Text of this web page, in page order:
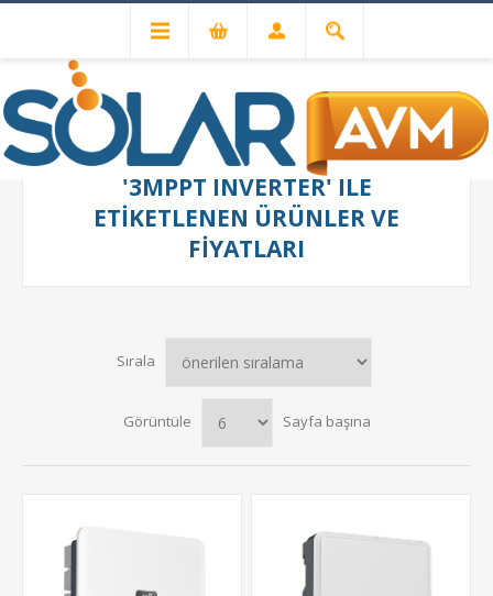
'3MPPT INVERTER' ILE
ETIKETLENEN ÜRÜNLER VE
FIYATLARI
Sırala
Görüntüle Sayfa başına